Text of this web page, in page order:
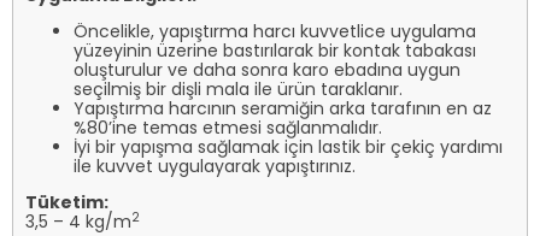
Öncelikle, yapıştırma harcı kuvvetlice uygulama
yüzeyinin üzerine bastırılarak bir kontak tabakası
oluşturulur ve daha sonra karo ebadına uygun
seçilmiş bir dişli mala ile ürün taraklanır.
Yapıştırma harcının seramiğin arka tarafının en az
%80’ine temas etmesi sağlanmalıdır.
İyi bir yapışma sağlamak için lastik bir çekiç yardımı
ile kuvvet uygulayarak yapıştırınız.
Tüketim:
3,5 – 4 kg/m2